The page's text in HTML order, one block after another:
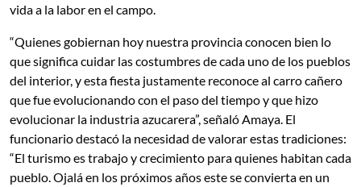
vida a la labor en el campo.
“Quienes gobiernan hoy nuestra provincia conocen bien lo
que significa cuidar las costumbres de cada uno de los pueblos
del interior, y esta fiesta justamente reconoce al carro cañero
que fue evolucionando con el paso del tiempo y que hizo
evolucionar la industria azucarera”, señaló Amaya. El
funcionario destacó la necesidad de valorar estas tradiciones:
“El turismo es trabajo y crecimiento para quienes habitan cada
pueblo. Ojalá en los próximos años este se convierta en un